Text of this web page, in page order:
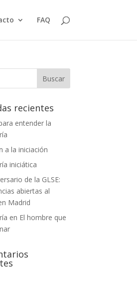
FAQ
recientes
entender la
a la iniciación
iniciática
de la GLSE:
abiertas al
Madrid
en El hombre que